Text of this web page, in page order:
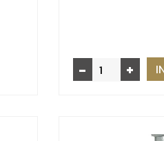
-
Tuinscherm
hardhout
+